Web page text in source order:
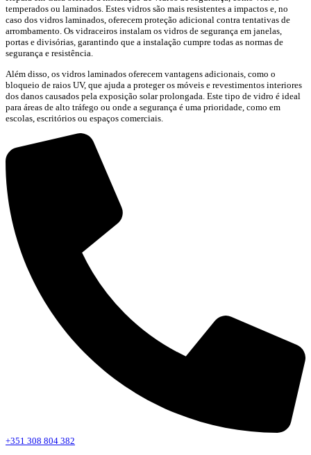
temperados ou laminados. Estes vidros são mais resistentes a impactos e, no
caso dos vidros laminados, oferecem proteção adicional contra tentativas de
arrombamento. Os vidraceiros instalam os vidros de segurança em janelas,
portas e divisórias, garantindo que a instalação cumpre todas as normas de
segurança e resistência.
Além disso, os vidros laminados oferecem vantagens adicionais, como o
bloqueio de raios UV, que ajuda a proteger os móveis e revestimentos interiores
dos danos causados pela exposição solar prolongada. Este tipo de vidro é ideal
para áreas de alto tráfego ou onde a segurança é uma prioridade, como em
escolas, escritórios ou espaços comerciais.
+351 308 804 382